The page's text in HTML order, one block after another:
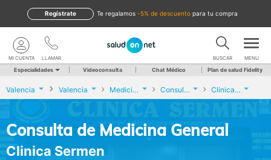
te regalamos -5% de descuento para tu compra
Regístrate
LLAMAR
MI CUENTA BUSCAR MENU
Especialidades Videoconsulta Chat Médico Plan de salud Fidelity
Valencia Valencia Medicina General Consulta de Medicina General Clinica Sermen
Consulta de Medicina General
Clinica Sermen